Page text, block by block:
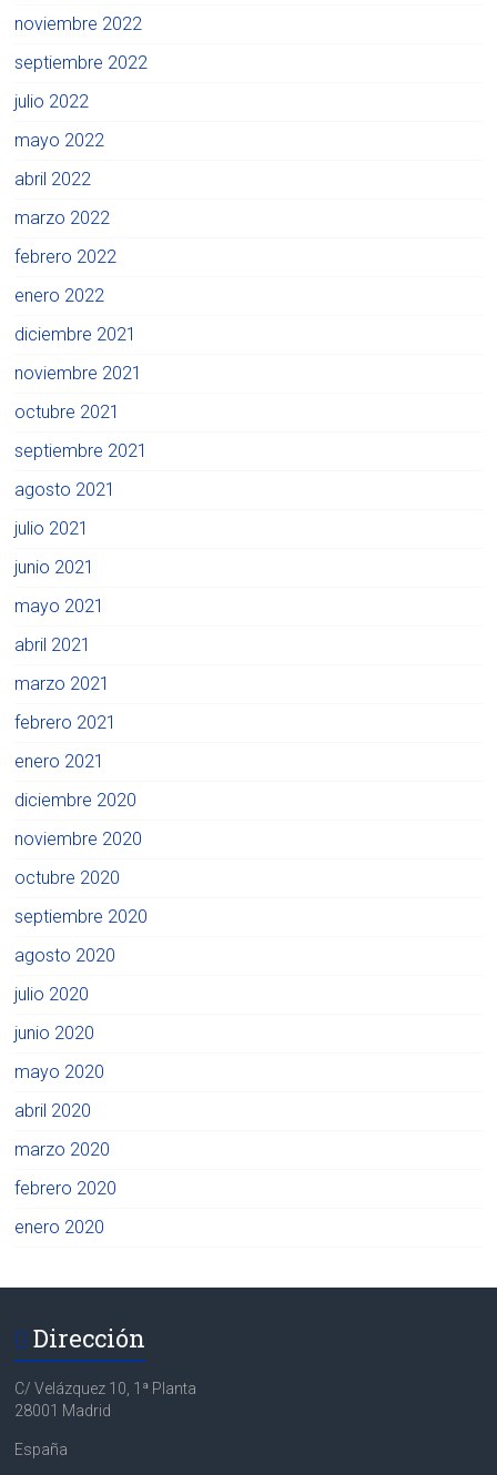
noviembre 2022
septiembre 2022
julio 2022
mayo 2022
abril 2022
marzo 2022
febrero 2022
enero 2022
diciembre 2021
noviembre 2021
octubre 2021
septiembre 2021
agosto 2021
julio 2021
junio 2021
mayo 2021
abril 2021
marzo 2021
febrero 2021
enero 2021
diciembre 2020
noviembre 2020
octubre 2020
septiembre 2020
agosto 2020
julio 2020
junio 2020
mayo 2020
abril 2020
marzo 2020
febrero 2020
enero 2020
Dirección
C/ Velázquez 10, 1ª Planta
28001 Madrid
España